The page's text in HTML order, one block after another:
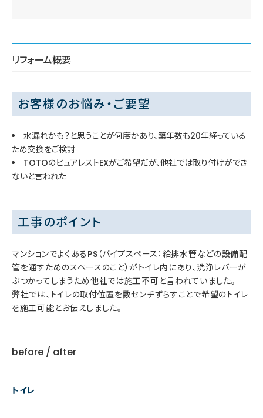
リフォーム概要
お客様のお悩み・ご要望
水漏れかも？と思うことが何度かあり、築年数も20年経っている
ため交換をご検討
TOTOのピュアレストEXがご希望だが、他社では取り付けができ
ないと言われた
工事のポイント
マンションでよくあるPS（パイプスペース：給排水管などの設備配
管を通すためのスペースのこと）がトイレ内にあり、洗浄レバーが
ぶつかってしまうため他社では施工不可と言われていました。
弊社では、トイレの取付位置を数センチずらすことで希望のトイレ
を施工可能とお伝えしました。
before / after
トイレ